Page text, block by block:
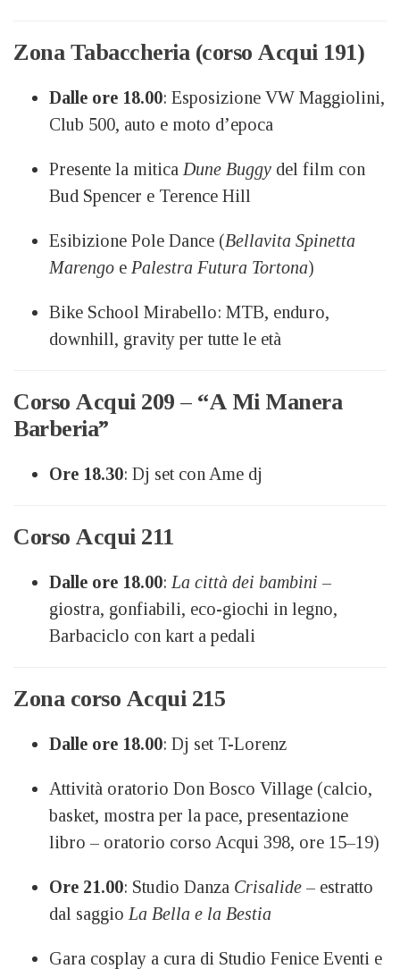
Zona Tabaccheria (corso Acqui 191)
Dalle ore 18.00: Esposizione VW Maggiolini,
Club 500, auto e moto d’epoca
Presente la mitica Dune Buggy del film con
Bud Spencer e Terence Hill
Esibizione Pole Dance (Bellavita Spinetta
Marengo e Palestra Futura Tortona)
Bike School Mirabello: MTB, enduro,
downhill, gravity per tutte le età
Corso Acqui 209 – “A Mi Manera
Barberia”
Ore 18.30: Dj set con Ame dj
Corso Acqui 211
Dalle ore 18.00: La città dei bambini –
giostra, gonfiabili, eco-giochi in legno,
Barbaciclo con kart a pedali
Zona corso Acqui 215
Dalle ore 18.00: Dj set T-Lorenz
Attività oratorio Don Bosco Village (calcio,
basket, mostra per la pace, presentazione
libro – oratorio corso Acqui 398, ore 15–19)
Ore 21.00: Studio Danza Crisalide – estratto
dal saggio La Bella e la Bestia
Gara cosplay a cura di Studio Fenice Eventi e